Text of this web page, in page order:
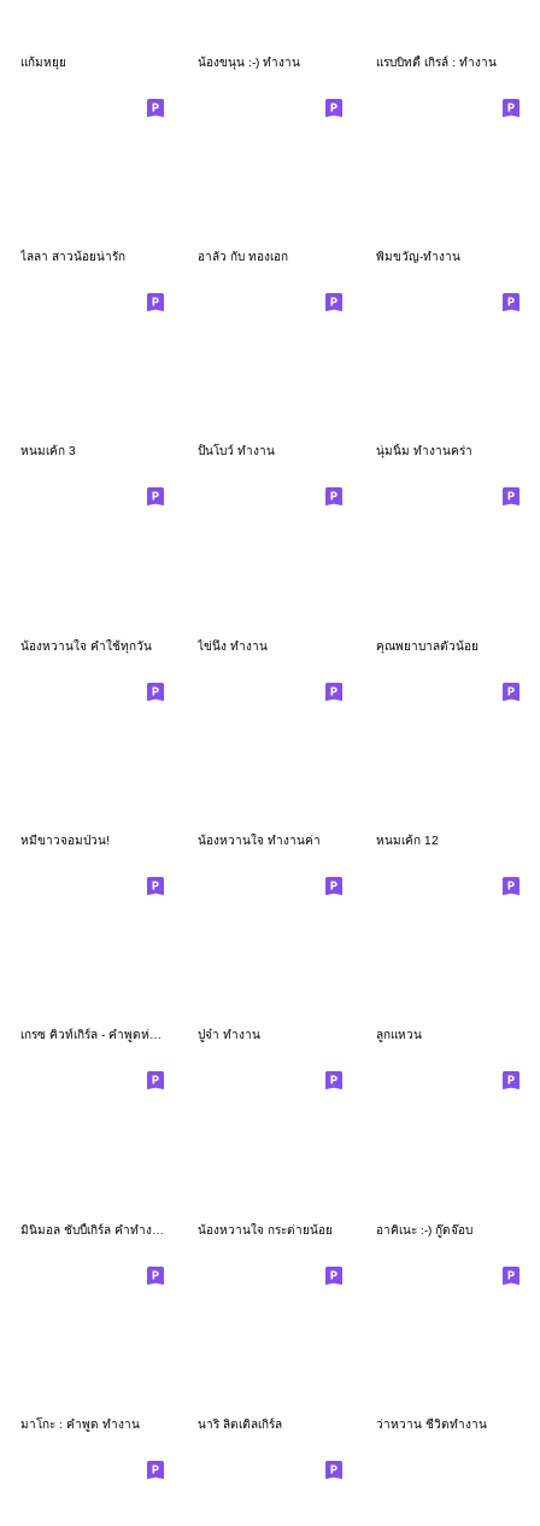
แก้มหยุย น้องขนุน :-) ทำงาน แรบบิทตี้ เกิรล์ : ทำงาน
ไลลา สาวน้อยน่ารัก อาลัว กับ ทองเอก พิมขวัญ-ทำงาน
หนมเค้ก 3 ปั้นโบว์ ทำงาน นุ่มนิ้ม ทำงานคร่า
น้องหวานใจ คำใช้ทุกวัน ไข่นึ่ง ทำงาน คุณพยาบาลตัวน้อย
หมีขาวจอมป่วน! น้องหวานใจ ทำงานค่า หนมเค้ก 12
เกรซ คิวท์เกิร์ล - คำพูดห่วงใยนะคะ ปูจ๋า ทำงาน ลูกแหวน
น้องหวานใจ กระต่ายน้อย อาคิเนะ :-) กู๊ดจ๊อบ
มาโกะ : คำพูด ทำงาน นาริ ลิตเติลเกิร์ล ว่าหวาน ชีวิตทำงาน